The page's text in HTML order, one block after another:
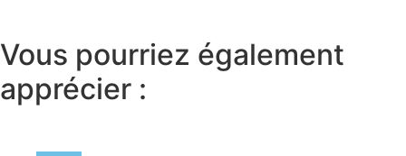
Vous pourriez également
apprécier :